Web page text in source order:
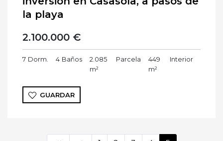
la playa
2.100.000 €
7 Dorm. 4 Baños
2.085
m²
Parcela
449
m²
Interior
GUARDAR